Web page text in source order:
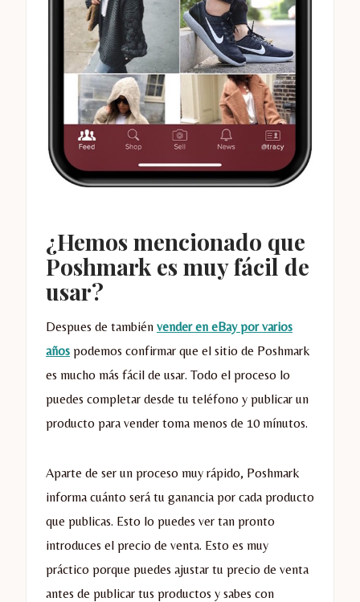
¿Hemos mencionado que
Poshmark es muy fácil de
usar?
Despues de también vender en eBay por varios
años podemos confirmar que el sitio de Poshmark
es mucho más fácil de usar. Todo el proceso lo
puedes completar desde tu teléfono y publicar un
producto para vender toma menos de 10 mínutos.
Aparte de ser un proceso muy rápido, Poshmark
informa cuánto será tu ganancia por cada producto
que publicas. Esto lo puedes ver tan pronto
introduces el precio de venta. Esto es muy
práctico porque puedes ajustar tu precio de venta
antes de publicar tus productos y sabes con